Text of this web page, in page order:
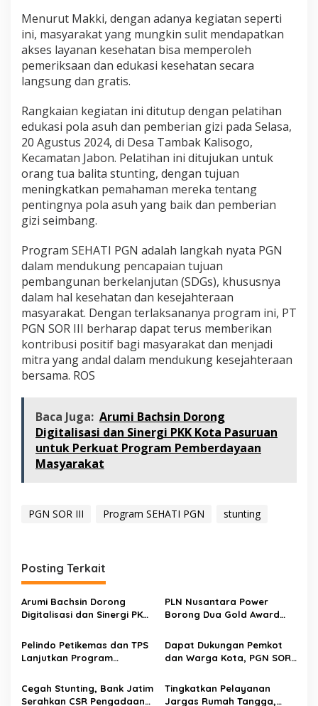
Menurut Makki, dengan adanya kegiatan seperti
ini, masyarakat yang mungkin sulit mendapatkan
akses layanan kesehatan bisa memperoleh
pemeriksaan dan edukasi kesehatan secara
langsung dan gratis.
Rangkaian kegiatan ini ditutup dengan pelatihan
edukasi pola asuh dan pemberian gizi pada Selasa,
20 Agustus 2024, di Desa Tambak Kalisogo,
Kecamatan Jabon. Pelatihan ini ditujukan untuk
orang tua balita stunting, dengan tujuan
meningkatkan pemahaman mereka tentang
pentingnya pola asuh yang baik dan pemberian
gizi seimbang.
Program SEHATI PGN adalah langkah nyata PGN
dalam mendukung pencapaian tujuan
pembangunan berkelanjutan (SDGs), khususnya
dalam hal kesehatan dan kesejahteraan
masyarakat. Dengan terlaksananya program ini, PT
PGN SOR III berharap dapat terus memberikan
kontribusi positif bagi masyarakat dan menjadi
mitra yang andal dalam mendukung kesejahteraan
bersama. ROS
Baca Juga: Arumi Bachsin Dorong
Digitalisasi dan Sinergi PKK Kota Pasuruan
untuk Perkuat Program Pemberdayaan
Masyarakat
PGN SOR III Program SEHATI PGN stunting
Posting Terkait
Arumi Bachsin Dorong
Digitalisasi dan Sinergi PKK
Perkuat Program
Pemberdayaan
Masyarakat
PLN Nusantara Power
Borong Dua Gold Award
Peran Strategis BUMN
Cegah Stunting
Pelindo Petikemas dan TPS
Lanjutkan Program
Semampir
Dapat Dukungan Pemkot
dan Warga Kota, PGN SOR
Jargas 44.000 SR di
Surabaya
Cegah Stunting, Bank Jatim
Serahkan CSR Pengadaan
Tingkatkan Pelayanan
Jargas Rumah Tangga,